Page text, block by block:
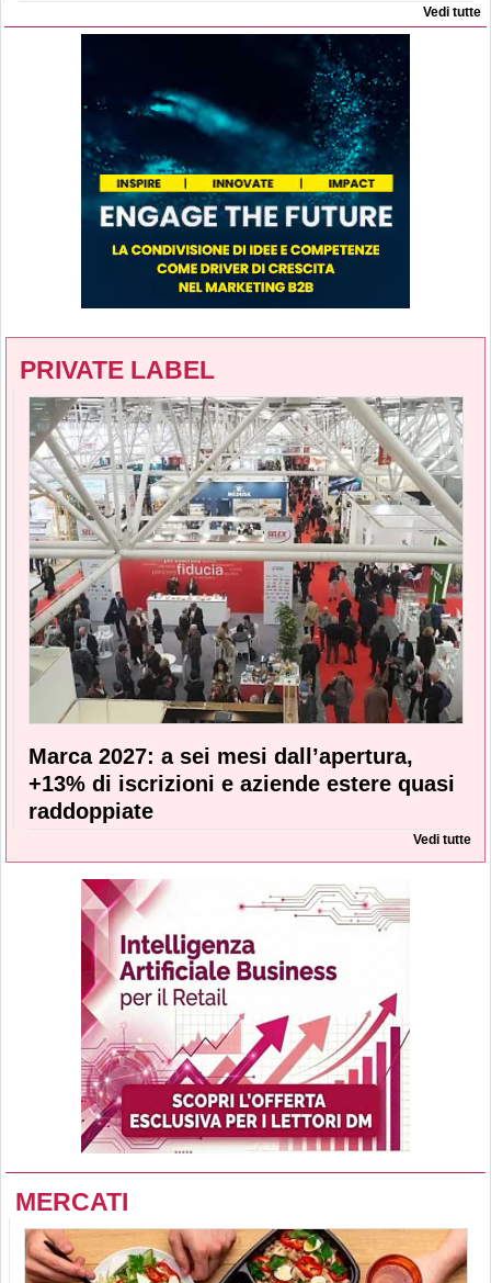
Vedi tutte
PRIVATE LABEL
Marca 2027: a sei mesi dall’apertura,
+13% di iscrizioni e aziende estere quasi
raddoppiate
Vedi tutte
MERCATI